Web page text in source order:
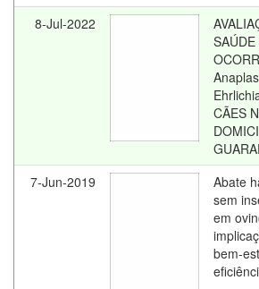
8-Jul-2022
CÃES
7-Jun-2019
Abate
sem
em
bem-